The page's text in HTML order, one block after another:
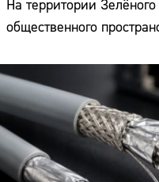
На территории
общественного